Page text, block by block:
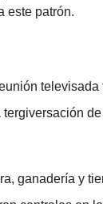
este patrón.
ganadería y